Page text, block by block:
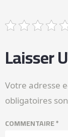
Laisser
Votre adresse
obligatoires
COMMENTAIRE*